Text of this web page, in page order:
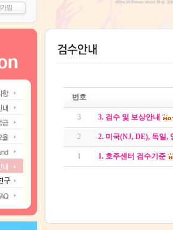
번호
3 3. 검수 및 보상안내
2 2. 미국(NJ, DE), 독일,
1 1. 호주센터 검수기준